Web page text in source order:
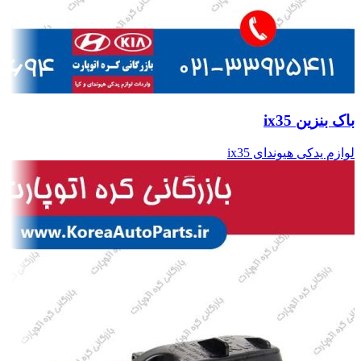
باک بنزین ix35
لوازم یدکی هیوندای ix35